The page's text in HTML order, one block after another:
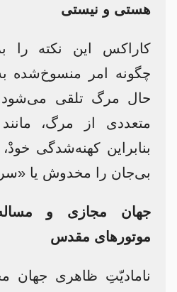
هستی و نیستی
کاراکس این نکته را
چگونه امر منسوخ‌شده
حال مرگ تلقی
متعددی از مرگ،
بنابراین کهنه‌شدگی
بی‌جان را مخدوش یا
جهان مجازی و
موتورهای مقدس
نامادیّتِ ظاهری جهان